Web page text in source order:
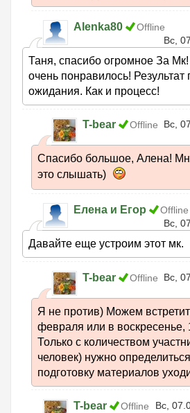
Alenka80
Offline
Вс,
Таня, спасибо огромное За
очень понравилось!
ожидания. Как и процесс!
T-bear Offline Вс,
Спасибо большое, Алена!
это слышать)
Елена и Егор
Offline
Вс,
Давайте еще устроим этот мк.
T-bear Offline Вс,
Я не против) Можем
февраля или в воскресенье,
Только с количеством
человек) нужно
подготовку материалов
T-bear Offline Вс,